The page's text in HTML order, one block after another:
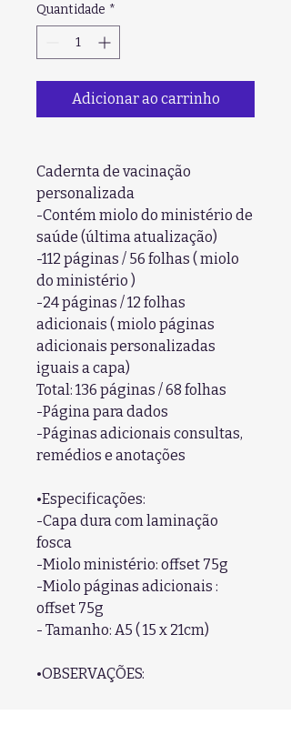
Quantidade *
Adicionar ao carrinho
Cadernta de vacinação
personalizada
-Contém miolo do ministério de
saúde (última atualização)
-112 páginas / 56 folhas ( miolo
do ministério )
-24 páginas / 12 folhas
adicionais ( miolo páginas
adicionais personalizadas
iguais a capa)
Total: 136 páginas / 68 folhas
-Página para dados
-Páginas adicionais consultas,
remédios e anotações
•Especificações:
-Capa dura com laminação
fosca
-Miolo ministério: offset 75g
-Miolo páginas adicionais :
offset 75g
- Tamanho: A5 ( 15 x 21cm)
•OBSERVAÇÕES: